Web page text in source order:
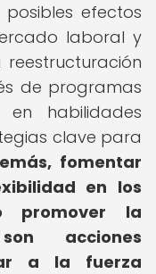
efectos
laboral y
reestructuración
de programas
habilidades
clave para
fomentar
en los
promover la
acciones
a la fuerza